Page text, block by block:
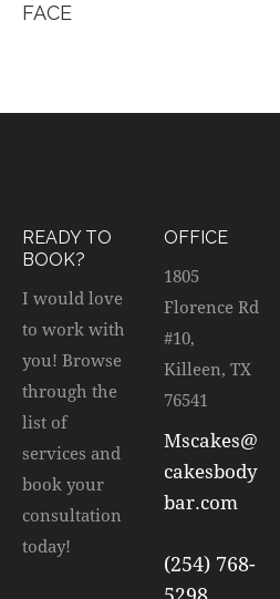
FACE
READY TO
BOOK?
I would love
to work with
you! Browse
through the
list of
services and
book your
consultation
today!
OFFICE
1805
Florence Rd
#10,
Killeen, TX
76541
Mscakes@
cakesbody
bar.com
(254) 768-